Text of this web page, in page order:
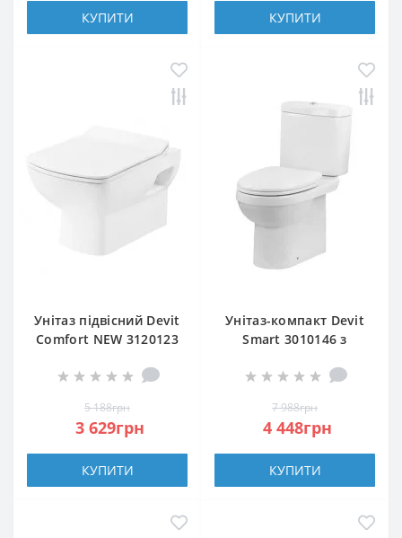
КУПИТИ КУПИТИ
Унітаз підвісний Devit
Comfort NEW 3120123
close
5 188грн
3 629грн
КУПИТИ
Унітаз-компакт Devit
Smart 3010146 з
(3013146)
7 988грн
4 448грн
КУПИТИ